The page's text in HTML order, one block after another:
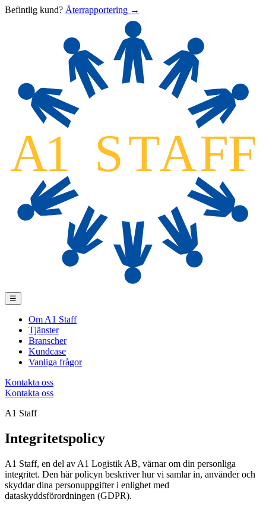
Befintlig kund? Återrapportering →
☰
Om A1 Staff
Tjänster
Branscher
Kundcase
Vanliga frågor
Kontakta oss
Kontakta oss
A1 Staff
Integritetspolicy
A1 Staff, en del av A1 Logistik AB, värnar om din personliga
integritet. Den här policyn beskriver hur vi samlar in, använder och
skyddar dina personuppgifter i enlighet med
dataskyddsförordningen (GDPR).